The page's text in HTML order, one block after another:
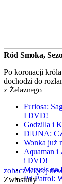
Ród Smoka,
Po koronacji
dochodzi do
z Żelaznego...
Furiosa:
I DVD!
Godzilla i
DIUNA:
Wonka już
Aquaman
i DVD!
Marvels
Psi Patrol:
zobacz więcej
Zwiastuny